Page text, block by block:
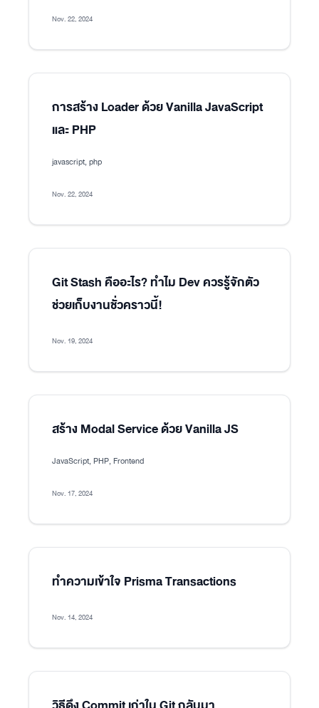
Nov. 22, 2024
การสร้าง Loader ด้วย Vanilla JavaScript
และ PHP
javascript, php
Nov. 22, 2024
Git Stash คืออะไร? ทำไม Dev ควรรู้จักตัว
ช่วยเก็บงานชั่วคราวนี้!
Nov. 19, 2024
สร้าง Modal Service ด้วย Vanilla JS
JavaScript, PHP, Frontend
Nov. 17, 2024
ทำความเข้าใจ Prisma Transactions
Nov. 14, 2024